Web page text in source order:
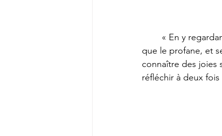
que le profane, et
connaître des joies
réfléchir à deux